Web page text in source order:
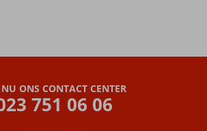
ONS CONTACT CENTER
751 06 06